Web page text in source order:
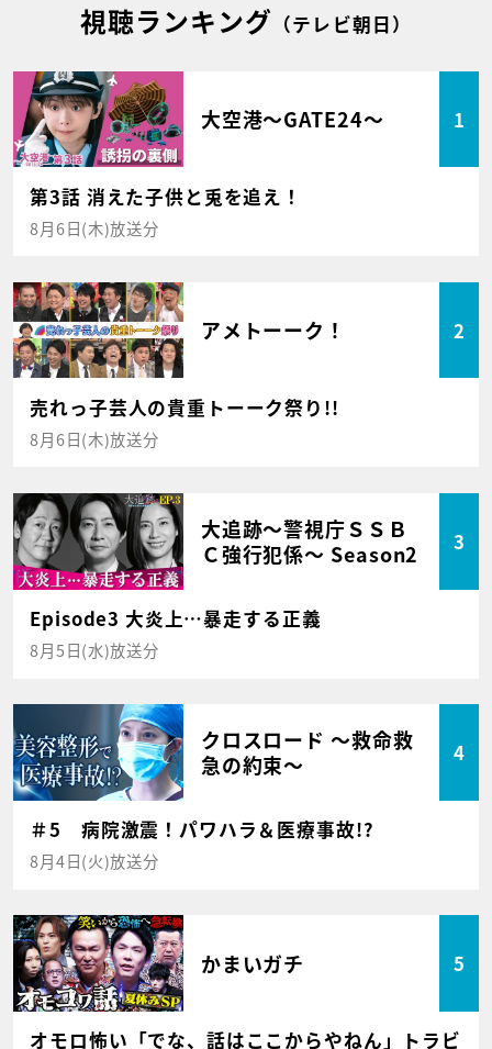
視聴ランキング （テレビ朝日）
大空港～GATE24～ 1
第3話 消えた子供と兎を追え！
8月6日(木)放送分
アメトーーク！ 2
売れっ子芸人の貴重トーーク祭り!!
8月6日(木)放送分
大追跡～警視庁ＳＳＢ
Ｃ強行犯係～ Season2
3
Episode3 大炎上…暴走する正義
8月5日(水)放送分
クロスロード ～救命救
急の約束～
4
＃5 病院激震！パワハラ＆医療事故!?
8月4日(火)放送分
かまいガチ 5
オモロ怖い「でな、話はここからやねん」トラビ